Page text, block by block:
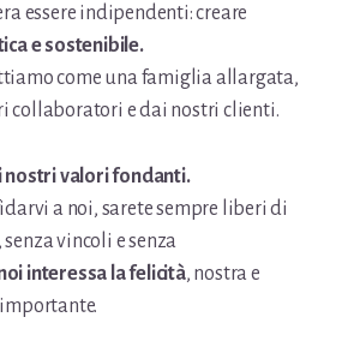
essere indipendenti: creare
e sostenibile.
come una famiglia allargata,
collaboratori e dai nostri clienti.
nostri valori fondanti.
a noi, sarete sempre liberi di
vincoli e senza
interessa la felicità, nostra e